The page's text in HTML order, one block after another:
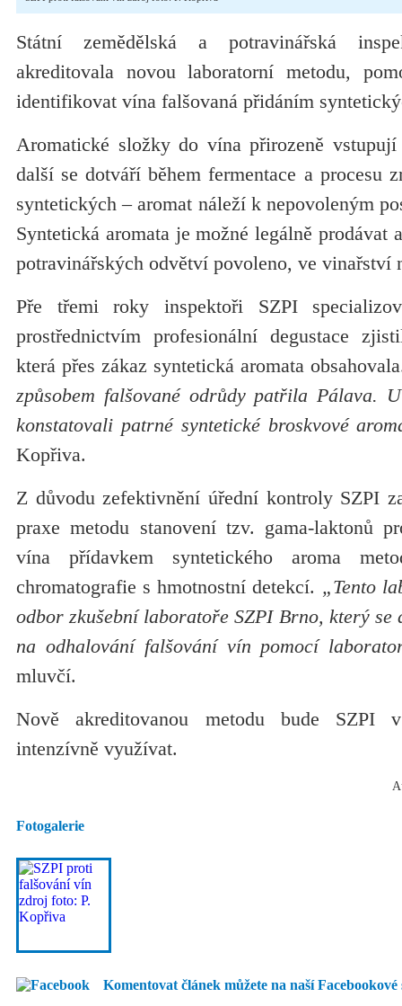
Státní zemědělská a potravinářská
akreditovala novou laboratorní metodu,
identifikovat vína falšovaná přidáním
Aromatické složky do vína přirozeně
další se dotváří během fermentace a procesu
syntetických – aromat náleží k nepovoleným
Syntetická aromata je možné legálně
potravinářských odvětví povoleno, ve vinařství
Pře třemi roky inspektoři SZPI
prostřednictvím profesionální degustace
která přes zákaz syntetická aromata
způsobem falšované odrůdy patřila Pálava.
konstatovali patrné syntetické broskvové
Kopřiva.
Z důvodu zefektivnění úřední kontroly SZPI
praxe metodu stanovení tzv. gama-laktonů
vína přídavkem syntetického aroma
chromatografie s hmotnostní detekcí. „Tento
odbor zkušební laboratoře SZPI Brno, který se
na odhalování falšování vín pomocí
mluvčí.
Nově akreditovanou metodu bude SZPI
intenzívně využívat.
Fotogalerie
Komentovat článek můžete na naší Facebookové